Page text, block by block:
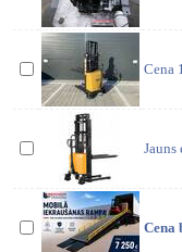
Cena
Cena